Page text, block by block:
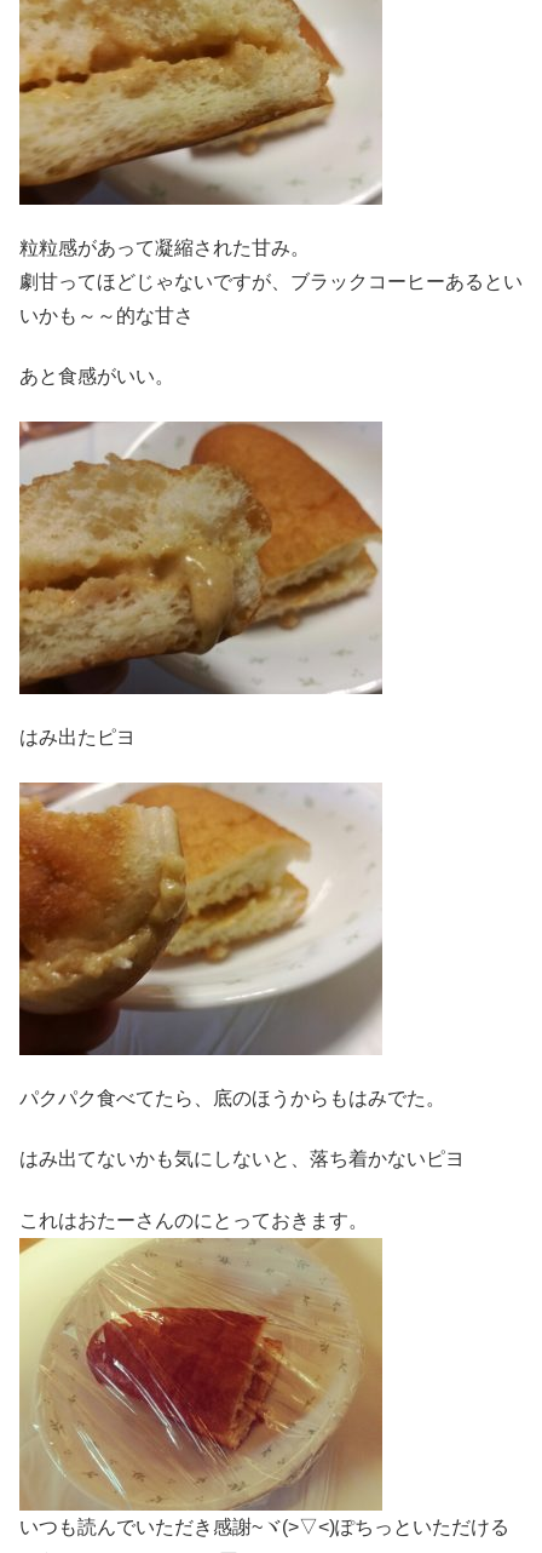
粒粒感があって凝縮された甘み。
劇甘ってほどじゃないですが、ブラックコーヒーあるとい
いかも～～的な甘さ
あと食感がいい。
はみ出たピヨ
パクパク食べてたら、底のほうからもはみでた。
はみ出てないかも気にしないと、落ち着かないピヨ
これはおたーさんのにとっておきます。
いつも読んでいただき感謝~ヾ(>▽<)ぽちっといただける